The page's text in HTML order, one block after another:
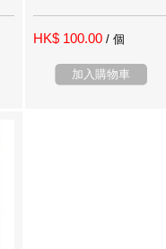
HK$ 100.00 / 個
加入購物車